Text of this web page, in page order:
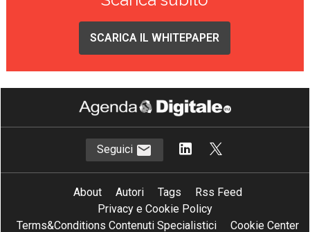
SCARICA IL WHITEPAPER
Seguici
About Autori Tags
Rss Feed
Privacy e Cookie Policy
Terms&Conditions Contenuti Specialistici
Cookie Center